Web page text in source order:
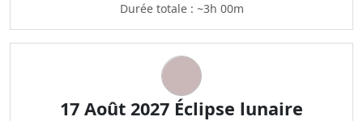
Durée totale : ~3h 00m
17 Août 2027 Éclipse lunaire